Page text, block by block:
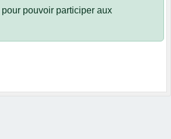
pour pouvoir participer aux